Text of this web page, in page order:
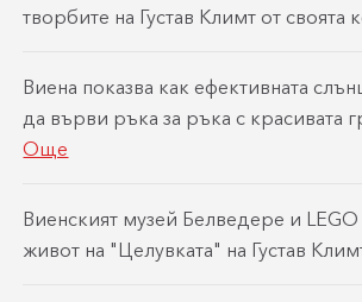
творбите на Густав Климт от своята
Виена показва как ефективната
да върви ръка за ръка с красивата
Още
Виенският музей Белведере и
живот на "Целувката" на Густав